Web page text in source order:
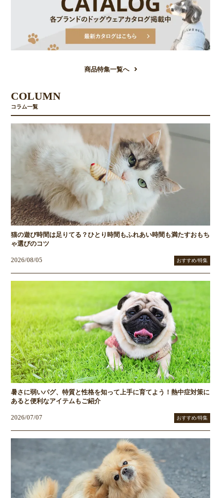
商品特集一覧へ
COLUMN
コラム一覧
猫の遊び時間は足りてる？ひとり時間もふれあい時間も満たすおもち
ゃ選びのコツ
2026/08/05 おすすめ/特集
暑さに弱いパグ、特質と性格を知って上手に育てよう！熱中症対策に
あると便利なアイテムもご紹介
2026/07/07 おすすめ/特集